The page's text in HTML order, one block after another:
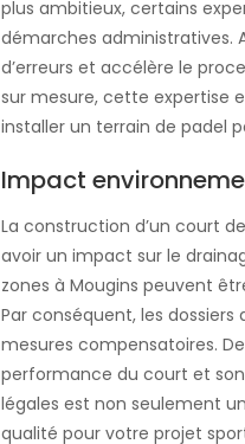
plus ambitieux, certains
démarches administratives.
d’erreurs et accélère le
sur mesure, cette expertise
installer un terrain de padel
Impact
La construction d’un court
avoir un impact sur le
zones à Mougins peuvent
Par conséquent, les
mesures compensatoires.
performance du court et
légales est non seulement
qualité pour votre projet